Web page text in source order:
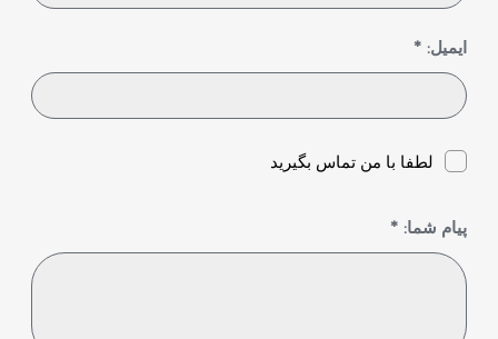
ایمیل: *
لطفا با من تماس بگیرید
پیام شما: *